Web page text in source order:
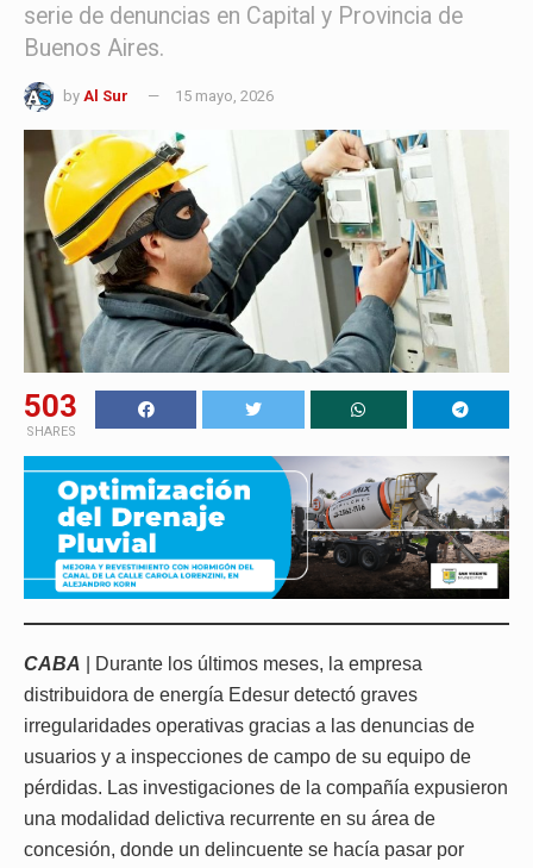
serie de denuncias en Capital y Provincia de
Buenos Aires.
by Al Sur 15 mayo, 2026
503
SHARES
CABA | Durante los últimos meses, la empresa
distribuidora de energía Edesur detectó graves
irregularidades operativas gracias a las denuncias de
usuarios y a inspecciones de campo de su equipo de
pérdidas. Las investigaciones de la compañía expusieron
una modalidad delictiva recurrente en su área de
concesión, donde un delincuente se hacía pasar por